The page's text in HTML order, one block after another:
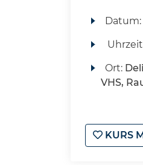
Datum:
Ort:
VHS,
KURS